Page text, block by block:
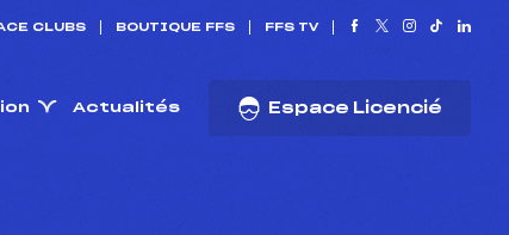
CLUBS BOUTIQUE FFS FFS TV
Actualités Espace Licencié